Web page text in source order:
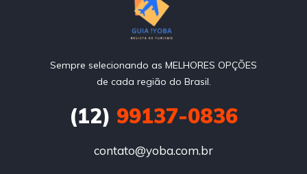
Sempre selecionando as MELHORES OPÇÕES
de cada região do Brasil.
(12) 99137-0836
contato@yoba.com.br